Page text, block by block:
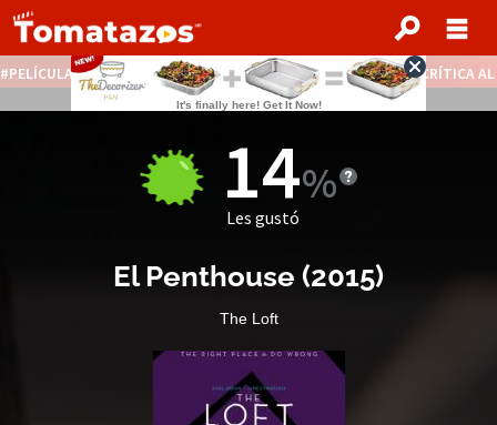
PELÍCULAS STREAMING GRATIS NOTICIAS DESTACADAS CRÍTICA
14
Les gustó
El Penthouse (2015)
The Loft